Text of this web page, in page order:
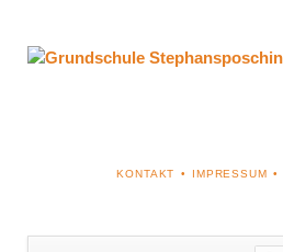
NAVIGATION
KONTAKT IMPRESSUM